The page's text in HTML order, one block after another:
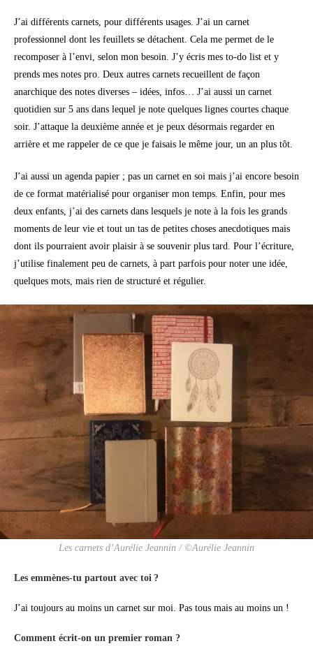
J’ai différents carnets, pour différents usages. J’ai un carnet
professionnel dont les feuillets se détachent. Cela me permet de le
recomposer à l’envi, selon mon besoin. J’y écris mes to-do list et y
prends mes notes pro. Deux autres carnets recueillent de façon
anarchique des notes diverses – idées, infos… J’ai aussi un carnet
quotidien sur 5 ans dans lequel je note quelques lignes courtes chaque
soir. J’attaque la deuxième année et je peux désormais regarder en
arrière et me rappeler de ce que je faisais le même jour, un an plus tôt.
J’ai aussi un agenda papier ; pas un carnet en soi mais j’ai encore besoin
de ce format matérialisé pour organiser mon temps. Enfin, pour mes
deux enfants, j’ai des carnets dans lesquels je note à la fois les grands
moments de leur vie et tout un tas de petites choses anecdotiques mais
dont ils pourraient avoir plaisir à se souvenir plus tard. Pour l’écriture,
j’utilise finalement peu de carnets, à part parfois pour noter une idée,
quelques mots, mais rien de structuré et régulier.
Les carnets d’Aurélie Jeannin / ©Aurélie Jeannin
Les emmènes-tu partout avec toi ?
J’ai toujours au moins un carnet sur moi. Pas tous mais au moins un !
Comment écrit-on un premier roman ?